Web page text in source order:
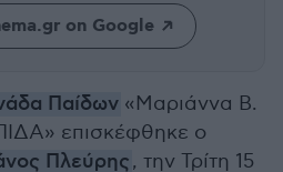
on Google
Παίδων «Μαριάννα Β.
επισκέφθηκε ο
Πλεύρης, την Τρίτη 15